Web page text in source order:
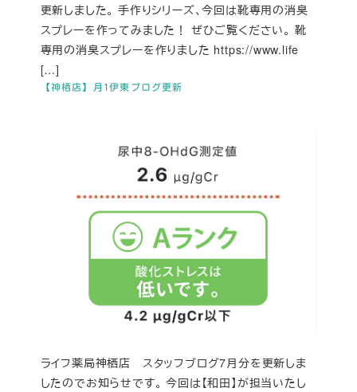
【神栖店】月1伊東ブログ更新
更新しました。 手作りシリーズ、今回は靴専用の消臭
スプレーを作ってみました！ ぜひご覧ください。 靴
専用の消臭スプレーを作りました https://www.life
[…]
ライフ薬局神栖店 スタッフブログ7月分を更新しま
したのでお知らせです。 今回は【和田】が担当いたし